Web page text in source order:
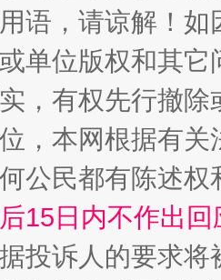
语，请谅解！
单位版权和其它
，有权先行撤
，本网根据有
公民都有陈述
15日内不作出
投诉人的要求将